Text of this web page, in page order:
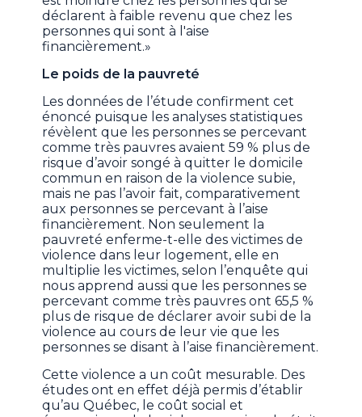
déclarent à faible revenu que chez les
personnes qui sont à l'aise
financièrement.»
Le poids de la pauvreté
Les données de l’étude confirment cet
énoncé puisque les analyses statistiques
révèlent que les personnes se percevant
comme très pauvres avaient 59 % plus de
risque d’avoir songé à quitter le domicile
commun en raison de la violence subie,
mais ne pas l’avoir fait, comparativement
aux personnes se percevant à l’aise
financièrement. Non seulement la
pauvreté enferme-t-elle des victimes de
violence dans leur logement, elle en
multiplie les victimes, selon l’enquête qui
nous apprend aussi que les personnes se
percevant comme très pauvres ont 65,5 %
plus de risque de déclarer avoir subi de la
violence au cours de leur vie que les
personnes se disant à l’aise financièrement.
Cette violence a un coût mesurable. Des
études ont en effet déjà permis d’établir
qu’au Québec, le coût social et